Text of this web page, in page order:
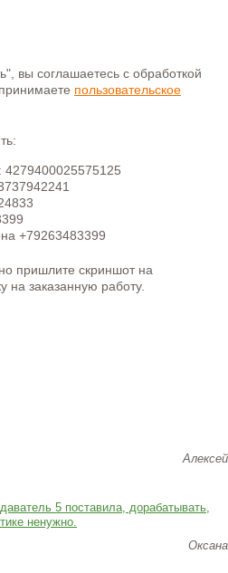
вы соглашаетесь с обработкой
пользовательское
4279400025575125
+79263483399
пришлите скриншот на
на заказанную работу.
Алексей
5 поставила, дорабатывать,
ненужно.
Оксана